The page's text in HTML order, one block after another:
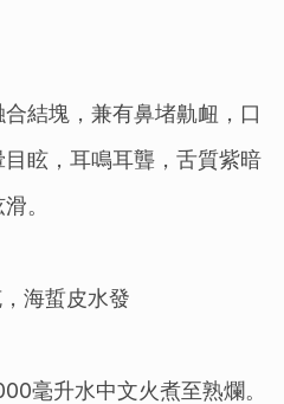
結塊，兼有鼻堵鼽衄，口
眩，耳鳴耳聾，舌質紫暗
。
海蜇皮水發
毫升水中文火煮至熟爛。